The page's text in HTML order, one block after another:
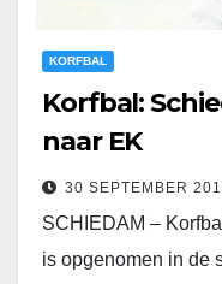
KORFBAL
Korfbal:
naar EK
30 SEPTEMBER
SCHIEDAM –
is opgenomen in de